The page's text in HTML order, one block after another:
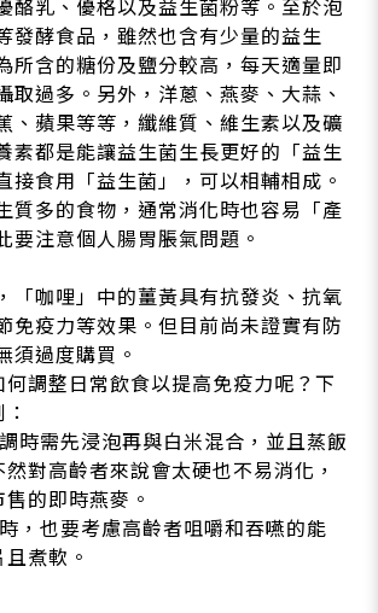
發酵食品，雖然也含有少量的益生
所含的糖份及鹽分較高，每天適量即
取過多。另外，洋蔥、燕麥、大蒜、
、蘋果等等，纖維質、維生素以及礦
素都是能讓益生菌生長更好的「益生
接食用「益生菌」，可以相輔相成。
質多的食物，通常消化時也容易「產
要注意個人腸胃脹氣問題。
「咖哩」中的薑黃具有抗發炎、抗氧
免疫力等效果。但目前尚未證實有防
須過度購買。
調整日常飲食以提高免疫力呢？下
時需先浸泡再與白米混合，並且蒸飯
對高齡者來說會太硬也不易消化，
的即時燕麥。
，也要考慮高齡者咀嚼和吞嚥的能
煮軟。